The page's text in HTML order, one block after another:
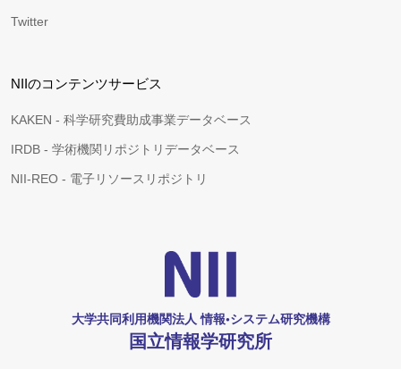
Twitter
NIIのコンテンツサービス
KAKEN - 科学研究費助成事業データベース
IRDB - 学術機関リポジトリデータベース
NII-REO - 電子リソースリポジトリ
大学共同利用機関法人 情報•システム研究機構
国立情報学研究所